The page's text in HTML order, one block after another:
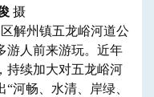
摄
解州镇五龙峪河道公
游人前来游玩。近年
持续加大对五龙峪河
河畅、水清、岸绿、